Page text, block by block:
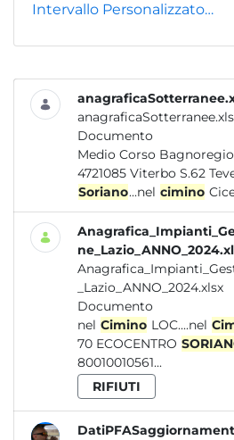
Intervallo Personalizzato…
anagraficaSotterranee.xls
Documento
Medio Corso
4721085 Viterbo
Soriano...nel cimino
_Lazio_ANNO_2024.xlsx
Documento
nel Cimino LOC....nel
70 ECOCENTRO
80010010561...
RIFIUTI